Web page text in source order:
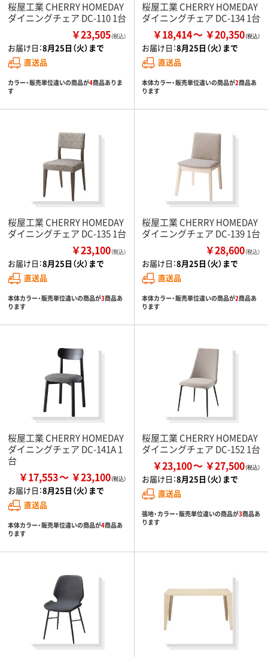
桜屋工業 CHERRY HOMEDAY
ダイニングチェア DC-110 1台
￥23,505（税込）
お届け日：8月25日（火）まで
直送品
カラー・販売単位違いの商品が4商品ありま
す
桜屋工業 CHERRY HOMEDAY
ダイニングチェア DC-134 1台
￥18,414 ￥20,350
お届け日：8月25日（火）まで
直送品
本体カラー・販売単位違いの商品が2商品あ
ります
桜屋工業 CHERRY HOMEDAY
ダイニングチェア DC-135 1台
￥23,100（税込）
お届け日：8月25日（火）まで
直送品
本体カラー・販売単位違いの商品が3商品あ
ります
桜屋工業 CHERRY HOMEDAY
ダイニングチェア DC-139 1台
￥28,600（税込）
お届け日：8月25日（火）まで
直送品
本体カラー・販売単位違いの商品が2商品あ
ります
桜屋工業 CHERRY HOMEDAY
ダイニングチェア DC-141A 1
台
￥17,553 ￥23,100
お届け日：8月25日（火）まで
直送品
本体カラー・販売単位違いの商品が4商品あ
ります
桜屋工業 CHERRY HOMEDAY
ダイニングチェア DC-152 1台
￥23,100 ￥27,500
お届け日：8月25日（火）まで
直送品
張地・カラー・販売単位違いの商品が3商品あ
ります